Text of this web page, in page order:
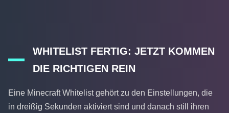
WHITELIST FERTIG: JETZT KOMMEN
DIE RICHTIGEN REIN
Eine Minecraft Whitelist gehört zu den Einstellungen, die
in dreißig Sekunden aktiviert sind und danach still ihren